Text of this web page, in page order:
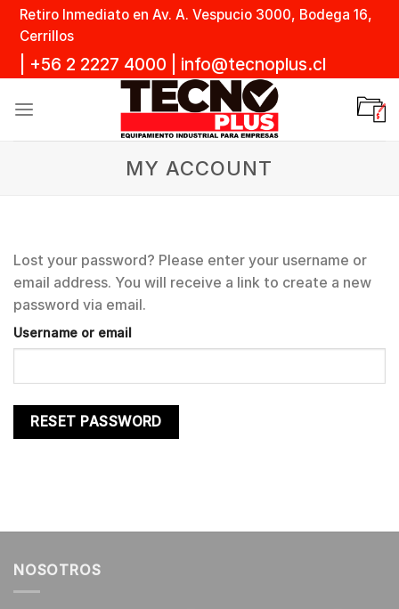
Skip
content
Retiro Inmediato en Av. A. Vespucio 3000, Bodega 16,
Cerrillos
+56 2 2227 4000 info@tecnoplus.cl
MY ACCOUNT
Lost your password? Please enter your username or
email address. You will receive a link to create a new
password via email.
Username or email
RESET PASSWORD
NOSOTROS